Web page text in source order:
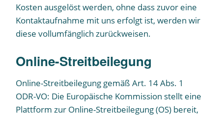
Kosten ausgelöst werden, ohne dass zuvor eine
Kontaktaufnahme mit uns erfolgt ist, werden wir
diese vollumfänglich zurückweisen.
Online-Streitbeilegung
Online-Streitbeilegung gemäß Art. 14 Abs. 1
ODR-VO: Die Europäische Kommission stellt eine
Plattform zur Online-Streitbeilegung (OS) bereit,